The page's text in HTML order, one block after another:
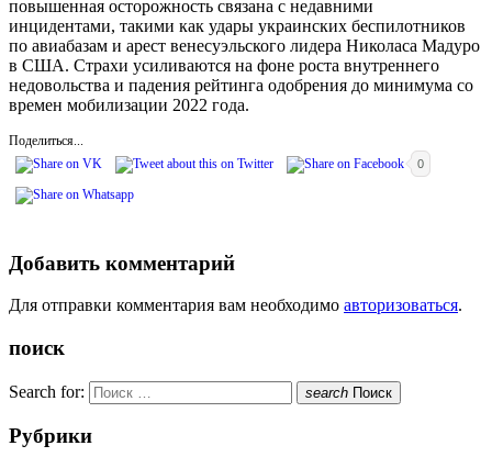
повышенная осторожность связана с недавними
инцидентами, такими как удары украинских беспилотников
по авиабазам и арест венесуэльского лидера Николаса Мадуро
в США. Страхи усиливаются на фоне роста внутреннего
недовольства и падения рейтинга одобрения до минимума со
времен мобилизации 2022 года.
Поделиться...
0
Добавить комментарий
Для отправки комментария вам необходимо авторизоваться.
поиск
Search for: search Поиск
Рубрики